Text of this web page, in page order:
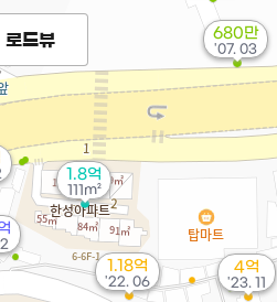
4억
'23. 11
1.18억
'22. 06
1.8억
111m²
680만
'07. 03
로드뷰